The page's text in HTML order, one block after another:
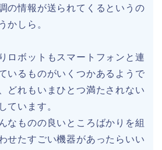
の情報が送られてくるというの
かしら。
ロボットもスマートフォンと連
いるものがいくつかあるようで
どれもいまひとつ満たされない
ています。
なものの良いところばかりを組
せたすごい機器があったらいい